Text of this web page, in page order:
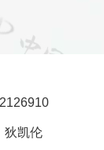
狄凯伦